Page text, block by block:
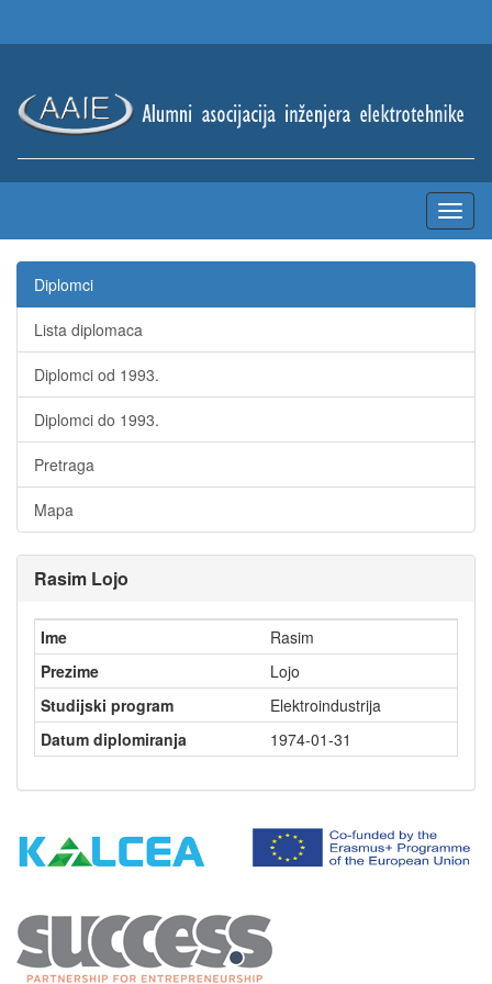
Diplomci
Lista diplomaca
Diplomci od 1993.
Diplomci do 1993.
Pretraga
Mapa
Rasim Lojo
Ime
Rasim
Prezime
Lojo
Studijski program
Elektroindustrija
Datum diplomiranja
1974-01-31